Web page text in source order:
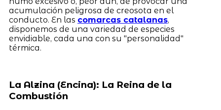
acumulación peligrosa de creosota en el
conducto. En las comarcas catalanas,
disponemos de una variedad de especies
envidiable, cada una con su "personalidad"
térmica.
La Alzina (Encina): La Reina de la
Combustión